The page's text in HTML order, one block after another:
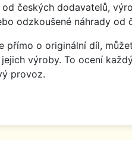
českých dodavatelů,
odzkoušené náhrady od
přímo o originální díl,
výroby. To ocení
provoz.